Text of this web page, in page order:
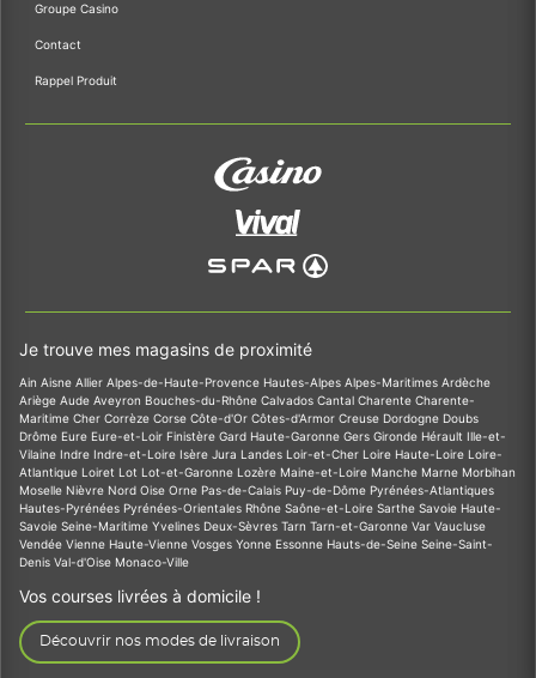
Groupe Casino
Contact
Rappel Produit
Je trouve mes magasins de proximité
Ain Aisne Allier Alpes-de-Haute-Provence Hautes-Alpes Alpes-Maritimes Ardèche
Ariège Aude Aveyron Bouches-du-Rhône Calvados Cantal Charente Charente-
Maritime Cher Corrèze Corse Côte-d'Or Côtes-d'Armor Creuse Dordogne Doubs
Drôme Eure Eure-et-Loir Finistère Gard Haute-Garonne Gers Gironde Hérault Ille-et-
Vilaine Indre Indre-et-Loire Isère Jura Landes Loir-et-Cher Loire Haute-Loire Loire-
Atlantique Loiret Lot Lot-et-Garonne Lozère Maine-et-Loire Manche Marne Morbihan
Moselle Nièvre Nord Oise Orne Pas-de-Calais Puy-de-Dôme Pyrénées-Atlantiques
Hautes-Pyrénées Pyrénées-Orientales Rhône Saône-et-Loire Sarthe Savoie Haute-
Savoie Seine-Maritime Yvelines Deux-Sèvres Tarn Tarn-et-Garonne Var Vaucluse
Vendée Vienne Haute-Vienne Vosges Yonne Essonne Hauts-de-Seine Seine-Saint-
Denis Val-d'Oise Monaco-Ville
Vos courses livrées à domicile !
Découvrir nos modes de livraison